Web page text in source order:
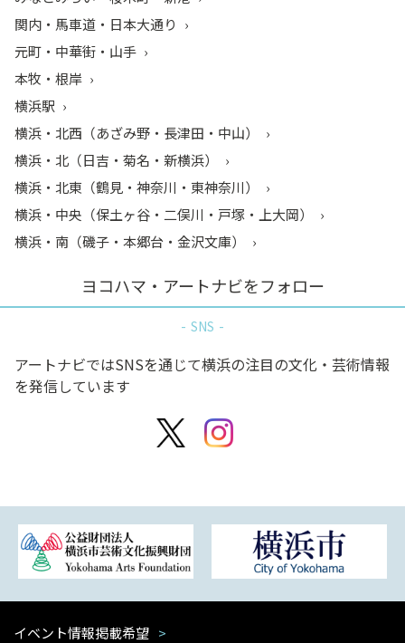
関内・馬車道・日本大通り
元町・中華街・山手
本牧・根岸
横浜駅
横浜・北西（あざみ野・長津田・中山）
横浜・北（日吉・菊名・新横浜）
横浜・北東（鶴見・神奈川・東神奈川）
横浜・中央（保土ヶ谷・二俣川・戸塚・上大岡）
横浜・南（磯子・本郷台・金沢文庫）
ヨコハマ・アートナビをフォロー
SNS
アートナビではSNSを通じて横浜の注目の文化・芸術情報
を発信しています
イベント情報掲載希望